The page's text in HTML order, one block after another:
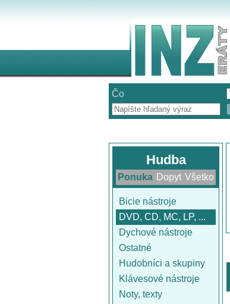
Čo
Hudba
Ponuka Dopyt Všetko
Bicie nástroje
DVD, CD, MC, LP, ...
Dychové nástroje
Ostatné
Hudobníci a skupiny
Klávesové nástroje
Noty, texty